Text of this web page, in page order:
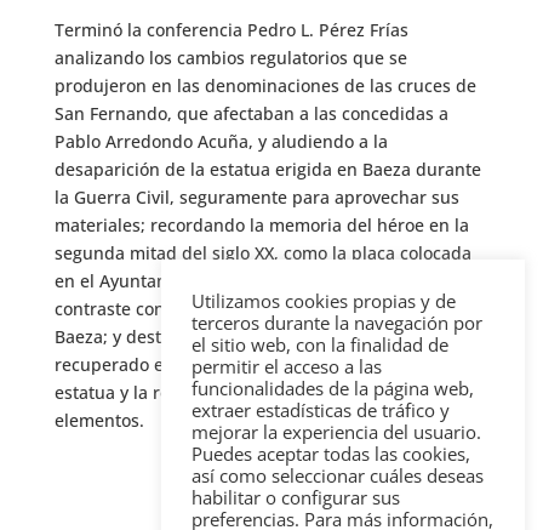
Terminó la conferencia Pedro L. Pérez Frías
analizando los cambios regulatorios que se
produjeron en las denominaciones de las cruces de
San Fernando, que afectaban a las concedidas a
Pablo Arredondo Acuña, y aludiendo a la
desaparición de la estatua erigida en Baeza durante
la Guerra Civil, seguramente para aprovechar sus
materiales; recordando la memoria del héroe en la
segunda mitad del siglo XX, como la placa colocada
en el Ayuntamiento de Torreperogil en 1968, en
contraste con el abandono del monumento en
Baeza; y destacando que, afortunadamente, se ha
recuperado en el 2015, éste con una recreación de la
estatua y la rehabilitación del resto de sus
elementos.
Utilizamos cookies propias y de
terceros durante la navegación por
el sitio web, con la finalidad de
permitir el acceso a las
funcionalidades de la página web,
extraer estadísticas de tráfico y
mejorar la experiencia del usuario.
Puedes aceptar todas las cookies,
así como seleccionar cuáles deseas
habilitar o configurar sus
preferencias. Para más información,